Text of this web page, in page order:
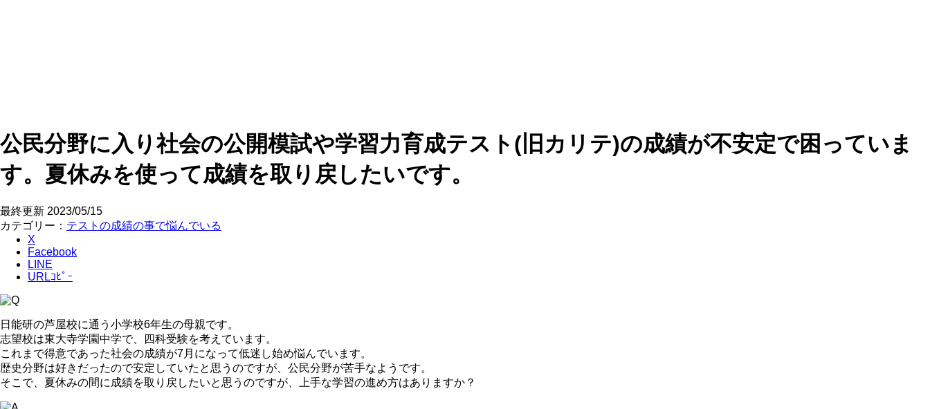
公民分野に入り社会の公開模試や学習力育成テスト(旧カリテ)の成績が不安定で困っていま
す。夏休みを使って成績を取り戻したいです。
最終更新 2023/05/15
カテゴリー： テストの成績の事で悩んでいる
X
Facebook
LINE
URLｺﾋﾟｰ
日能研の芦屋校に通う小学校6年生の母親です。
志望校は東大寺学園中学で、四科受験を考えています。
これまで得意であった社会の成績が7月になって低迷し始め悩んでいます。
歴史分野は好きだったので安定していたと思うのですが、公民分野が苦手なようです。
そこで、夏休みの間に成績を取り戻したいと思うのですが、上手な学習の進め方はありますか？